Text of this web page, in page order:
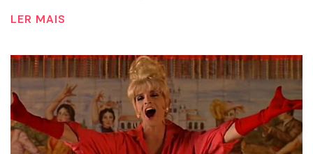
LER MAIS